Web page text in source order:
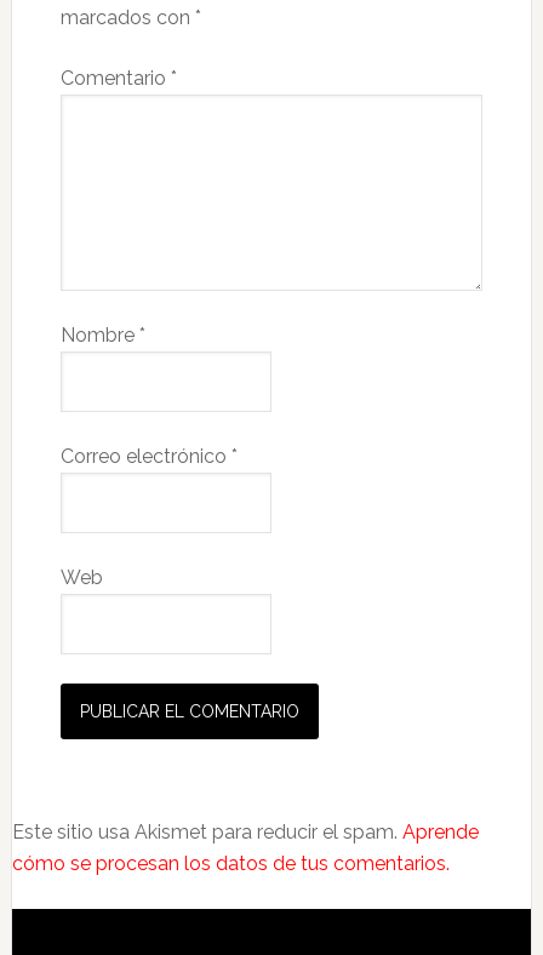
marcados con *
Comentario *
Nombre *
Correo electrónico *
Web
Este sitio usa Akismet para reducir el spam. Aprende
cómo se procesan los datos de tus comentarios.